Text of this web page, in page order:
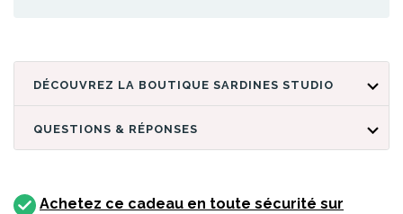
DÉCOUVREZ LA BOUTIQUE SARDINES STUDIO
QUESTIONS & RÉPONSES
Achetez ce cadeau en toute sécurité sur